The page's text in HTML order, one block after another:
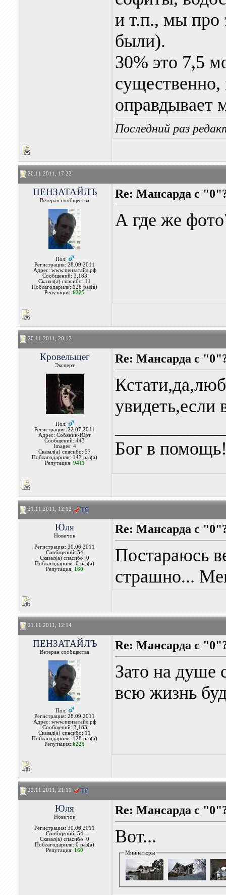
и т.п., мы про
были).
30% это 7,5
существенно,
оправдывает
Последний раз
20.11.2011, 17:22
ПЕНЗАТАЙЛЪ
Ветеран сообщества
Пол:
Регистрация: 28.09.2011
Адрес: www.пензатайл.рф
Сообщений: 3,183
Сказал(а) спасибо: 11
Поблагодарили: 128 раз(а)
Репутация:6225
Re: Мансарда с
А где же
20.11.2011, 20:12
Кровельщег
Эксперт
Пол:
Регистрация: 22.07.2011
Адрес: Собянин-Юрт
Сообщений: 443
Images: 4
Сказал(а) спасибо: 57
Поблагодарили: 147 раз(а)
Репутация: 9411
Re: Мансарда с
увидеть,если
Бог в
21.11.2011, 12:12
Юля
Новичок
Регистрация: 30.06.2011
Сообщений: 54
Сказал(а) спасибо: 0
Поблагодарили: 0 раз(а)
Репутация: 160
Re: Мансарда с
Постараюсь
страшно...
21.11.2011, 12:14
ПЕНЗАТАЙЛЪ
Ветеран сообщества
Пол:
Регистрация: 28.09.2011
Адрес: www.пензатайл.рф
Сообщений: 3,183
Сказал(а) спасибо: 11
Поблагодарили: 128 раз(а)
Репутация:6225
Re: Мансарда с
Зато на душе
всю жизнь
22.11.2011, 21:11
Юля
Новичок
Регистрация: 30.06.2011
Сообщений: 54
Сказал(а) спасибо: 0
Поблагодарили: 0 раз(а)
Репутация: 160
Re: Мансарда с
Вот...
Миниатюры